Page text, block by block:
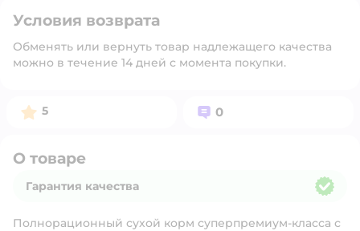
Условия возврата
Обменять или вернуть товар надлежащего качества
можно в течение 14 дней с момента покупки.
Рейтинг:
5 Вопросов:
0
О товаре
Гарантия качества
Полнорационный сухой корм суперпремиум-класса с